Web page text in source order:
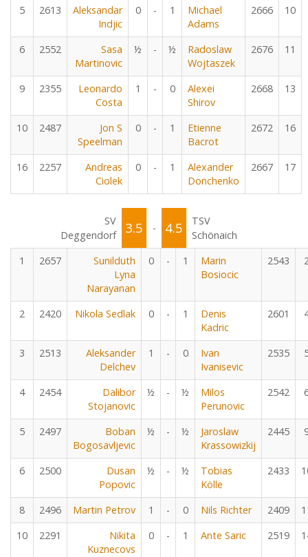
5 2613
Aleksandar
Indjic
0 - 1
Michael
Adams
2666 10
6 2552
Sasa
Martinovic
½ - ½
Radoslaw
Wojtaszek
2676 11
9 2355
Leonardo
Costa
1 - 0
Alexei
Shirov
2668 13
10 2487
Jon S
Speelman
0 - 1
Etienne
Bacrot
2672 16
16 2257
Andreas
Ciolek
0 - 1
Alexander
Donchenko
2667 17
SV
Deggendorf
3.5 - 4.5
TSV
Schönaich
1
2657
Sunilduth
Lyna
Narayanan
0 - 1
Marin
Bosiocic
2543
2 2420 Nikola Sedlak 0 - 1
Denis
Kadric
2601
3 2513
Aleksander
Delchev
1 - 0
Ivan
Ivanisevic
2535
4 2454
Dalibor
Stojanovic
½ - ½
Milos
Perunovic
2542
5 2497
Boban
Bogosavljevic
½ - ½
Jaroslaw
Krassowizkij
2445
6 2500
Dusan
Popovic
½ - ½
Tobias
Kölle
2433
8 2496 Martin Petrov 1 - 0 Nils Richter 2409
10
2291
Nikita
Kuznecovs
0 - 1 Ante Saric 2519